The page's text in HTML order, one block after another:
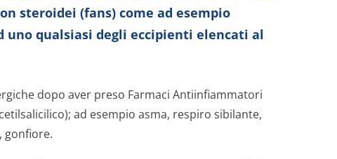
steroidei (fans) come ad esempio
uno qualsiasi degli eccipienti elencati al
dopo aver preso Farmaci Antiinfiammatori
ad esempio asma, respiro sibilante,
gonfiore.